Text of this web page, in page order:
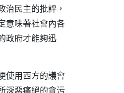
民主的批評，
意味著社會內各
政府才能夠迅
使用西方的議會
深惡痛絕的貪污